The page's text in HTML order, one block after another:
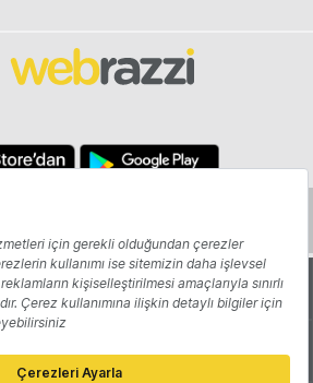
Yazarlar
Reklam